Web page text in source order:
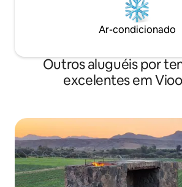
Ar-condicionado
Outros aluguéis por
excelentes em